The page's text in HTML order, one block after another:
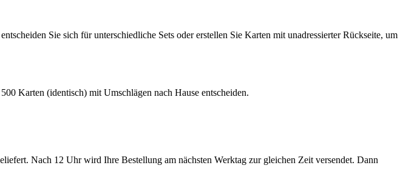
Sie sich für unterschiedliche Sets oder erstellen Sie Karten mit unadressierter Rückseite, um
Karten (identisch) mit Umschlägen nach Hause entscheiden.
Nach 12 Uhr wird Ihre Bestellung am nächsten Werktag zur gleichen Zeit versendet. Dann